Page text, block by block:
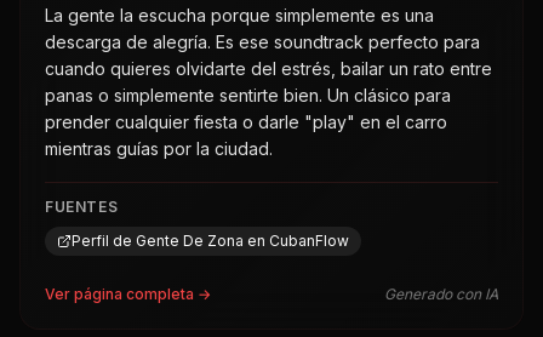
La gente la escucha porque simplemente es una
descarga de alegría. Es ese soundtrack perfecto para
cuando quieres olvidarte del estrés, bailar un rato entre
panas o simplemente sentirte bien. Un clásico para
prender cualquier fiesta o darle "play" en el carro
mientras guías por la ciudad.
FUENTES
Perfil de Gente De Zona en CubanFlow
Ver página completa → Generado con IA